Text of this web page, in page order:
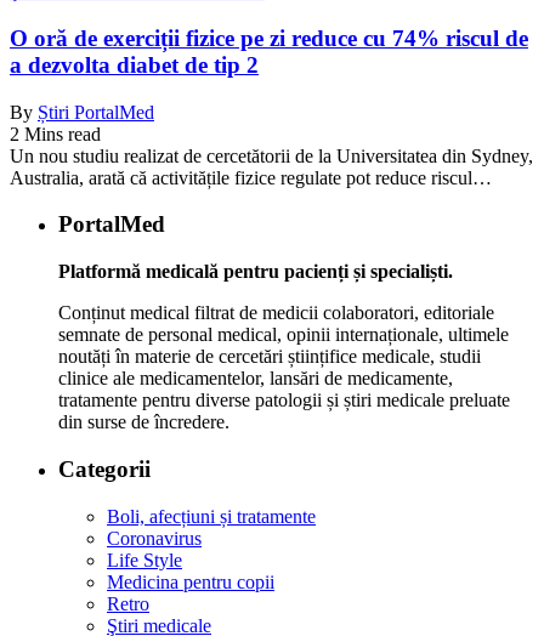
O oră de exerciții fizice pe zi reduce cu 74% riscul de
a dezvolta diabet de tip 2
By Știri PortalMed
2 Mins read
Un nou studiu realizat de cercetătorii de la Universitatea din Sydney,
Australia, arată că activitățile fizice regulate pot reduce riscul…
PortalMed
Platformă medicală pentru pacienți și specialiști.
Conținut medical filtrat de medicii colaboratori, editoriale
semnate de personal medical, opinii internaționale, ultimele
noutăți în materie de cercetări științifice medicale, studii
clinice ale medicamentelor, lansări de medicamente,
tratamente pentru diverse patologii și știri medicale preluate
din surse de încredere.
Categorii
Boli, afecțiuni și tratamente
Coronavirus
Life Style
Medicina pentru copii
Retro
Ştiri medicale